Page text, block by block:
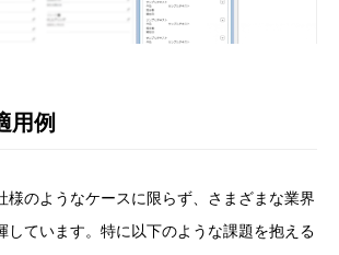
用例
様のようなケースに限らず、さまざまな業界
しています。特に以下のような課題を抱える